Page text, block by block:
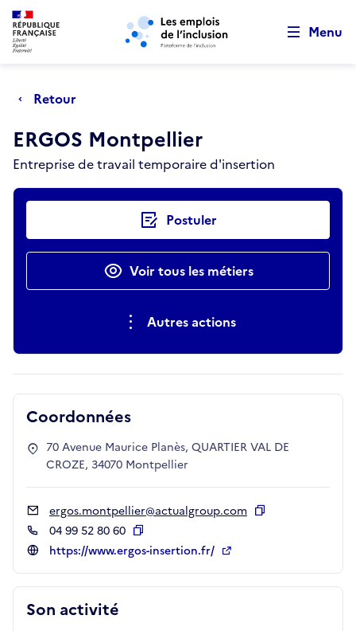
Aller au menu principal Aller au contenu principal
Menu
Retour
ERGOS Montpellier
Entreprise de travail temporaire d'insertion
Actions rapides Postuler
Voir tous les métiers
Autres actions
Son activité
Coordonnées
70 Avenue Maurice Planès, QUARTIER VAL DE
CROZE, 34070 Montpellier
ergos.montpellier@actualgroup.com
04 99 52 80 60
Copier
https://www.ergos-insertion.fr/
Retour au début de la page
Panneau de gestion des cookies